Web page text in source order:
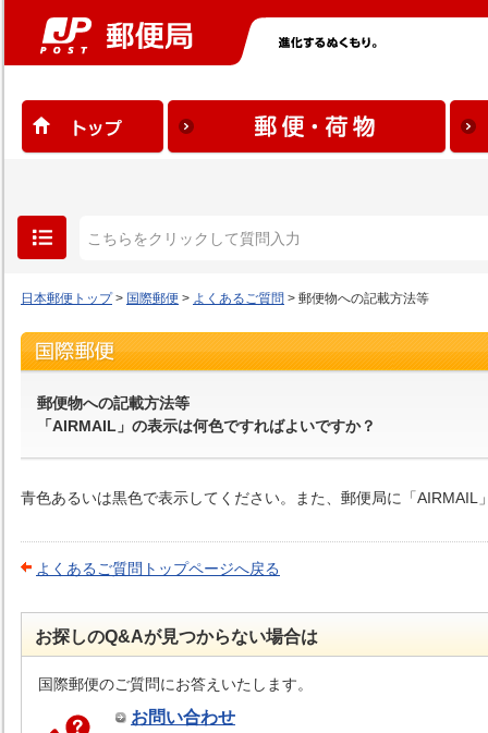
日本郵便トップ> 国際郵便 > よくあるご質問 > 郵便物への記載方法等
郵便物への記載方法等
「AIRMAIL」の表示は何色ですればよいですか？
青色あるいは黒色で表示してください。また、郵便局に「
よくあるご質問トップページへ戻る
お探しのQ&Aが見つからない場合は
国際郵便のご質問にお答えいたします。
お問い合わせ